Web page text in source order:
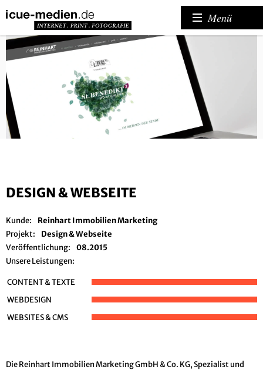
Menü
DESIGN & WEBSEITE
Kunde:
Reinhart Immobilien Marketing
Projekt:
Design & Webseite
Veröffentlichung:
08.2015
Unsere Leistungen:
CONTENT & TEXTE
WEBDESIGN
WEBSITES & CMS
Die Reinhart Immobilien Marketing GmbH & Co. KG, Spezialist und